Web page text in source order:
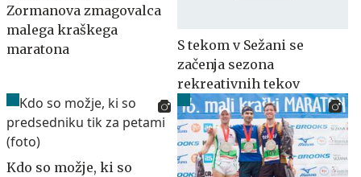
Zormanova zmagovalca
malega kraškega
maratona
S tekom v Sežani se
začenja sezona
rekreativnih tekov
Kdo so možje, ki so